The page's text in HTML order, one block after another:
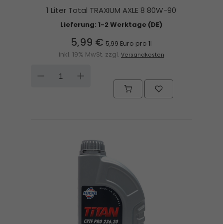
1 Liter Total TRAXIUM AXLE 8 80W-90
Lieferung: 1-2 Werktage (DE)
5,99 € 5,99 Euro pro 1l
inkl. 19% MwSt. zzgl. Versandkosten
DOWN